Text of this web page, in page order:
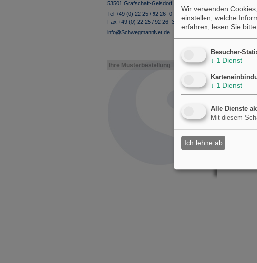
53501 Grafschaft-Gelsdorf
Tel +49 (0) 22 25 / 92 26 -0
Fax +49 (0) 22 25 / 92 26 -33
info@SchwegmannNet.de
Ihre Musterbestellung
Wir verwenden
einstellen, welche
erfahren, lesen Sie
Besucher-
↓ 1 Dienst
↓ 1 Dienst
Alle Dienste
Mit diesem
Ich lehne ab